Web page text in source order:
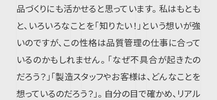
品づくりにも活かせると思っています。 私はもとも
と、いろいろなことを「知りたい！」という想いが強
いのですが、この性格は品質管理の仕事に合って
いるのかもしれません。 「なぜ不具合が起きたの
だろう？」「製造スタッフやお客様は、どんなことを
想っているのだろう？」。 自分の目で確かめ、リアル